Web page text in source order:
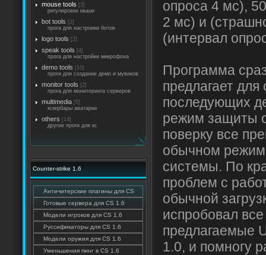
mouse tools
[3]
регулировки мыши
bot tools
[2]
прога для настроики ботов
logo tools [2]
speak tools
[4]
прога для настройки микрофона
demo tools
[10]
проги для создание демо и мувиков
monitor tools
[2]
прога для мониторинга серверов
multimedia [5]
юзербары аватарки
others
[14]
другие проги для кс
Counter-strike 1.6
Античитерские плагины для CS
Готовые сервера для CS 1.6
Модели игроков для CS 1.6
Руссификаторы для CS 1.6
Модели оружия для CS 1.6
Уменьшения пинг в CS 1.6
опроса 4 мс),
2 мс) и
(интервал
Программа
предлагает
последующих
режим защиты
поверку все
обычном
системы. По
проблем с
обычной
испробовал
предлагаемые
1.0, и помногу